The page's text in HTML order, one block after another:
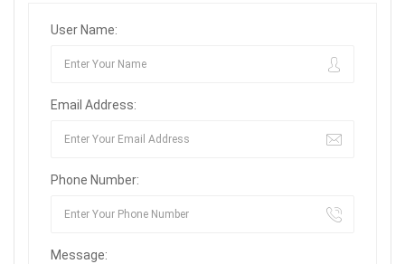
User Name:
Email Address:
Phone Number:
Message: